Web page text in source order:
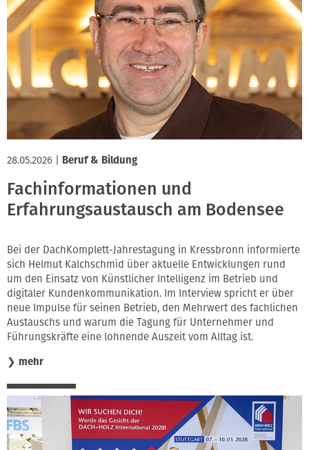
28.05.2026 Beruf & Bildung
Fachinformationen und
Erfahrungsaustausch am Bodensee
Bei der DachKomplett-Jahrestagung in Kressbronn informierte
sich Helmut Kalchschmid über aktuelle Entwicklungen rund
um den Einsatz von Künstlicher Intelligenz im Betrieb und
digitaler Kundenkommunikation. Im Interview spricht er über
neue Impulse für seinen Betrieb, den Mehrwert des fachlichen
Austauschs und warum die Tagung für Unternehmer und
Führungskräfte eine lohnende Auszeit vom Alltag ist.
❯ mehr